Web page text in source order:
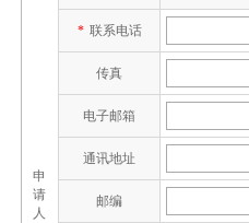
申
请
人
* 联系电话
传真
电子邮箱
通讯地址
邮编